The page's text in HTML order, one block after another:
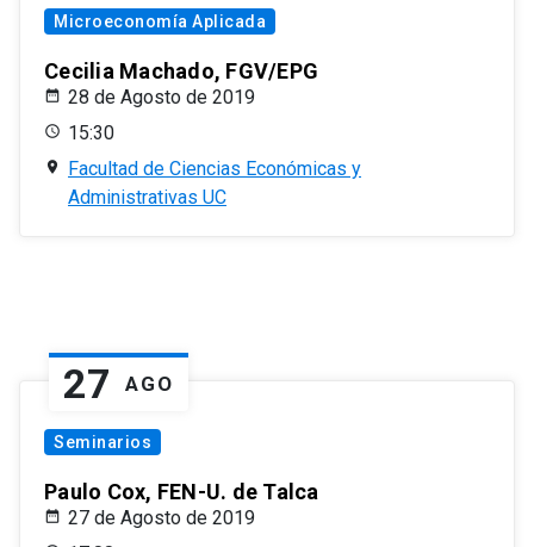
Microeconomía Aplicada
Cecilia Machado, FGV/EPG
28 de Agosto de 2019
15:30
Facultad de Ciencias Económicas y
Administrativas UC
27 AGO
Seminarios
Paulo Cox, FEN-U. de Talca
27 de Agosto de 2019